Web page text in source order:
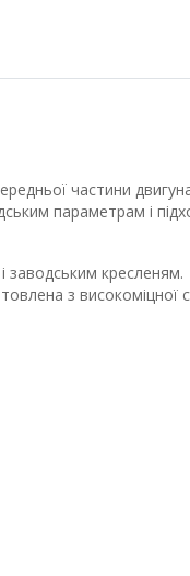
частини
параметрам і
заводським
з високоміцної